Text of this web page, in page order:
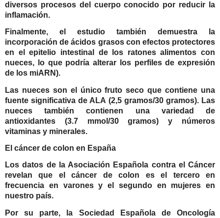
diversos procesos del cuerpo conocido por reducir la
inflamación.
Finalmente, el estudio también demuestra la
incorporación de ácidos grasos con efectos protectores
en el epitelio intestinal de los ratones alimentos con
nueces, lo que podría alterar los perfiles de expresión
de los miARN).
Las nueces son el único fruto seco que contiene una
fuente significativa de ALA (2,5 gramos/30 gramos). Las
nueces también contienen una variedad de
antioxidantes (3.7 mmol/30 gramos) y números
vitaminas y minerales.
El cáncer de colon en España
Los datos de la Asociación Española contra el Cáncer
revelan que el cáncer de colon es el tercero en
frecuencia en varones y el segundo en mujeres en
nuestro país.
Por su parte, la Sociedad Española de Oncología